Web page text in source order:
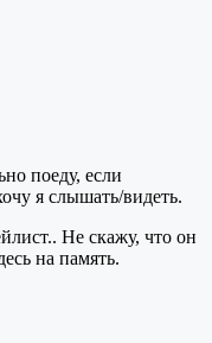
поеду, если
я слышать/видеть.
Не скажу, что он
на память.